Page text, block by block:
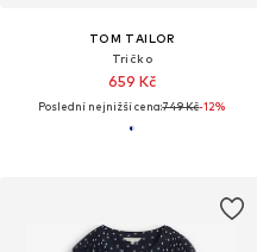
TOM TAILOR
Tričko
659 Kč
Poslední nejnižší cena:749 Kč-12%